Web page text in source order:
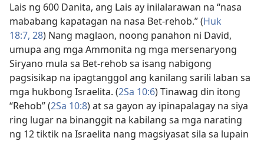
Lais ng 600 Danita, ang Lais ay inilalarawan na “nasa
mababang kapatagan na nasa Bet-rehob.” (Huk
18:7, 28) Nang maglaon, noong panahon ni David,
umupa ang mga Ammonita ng mga mersenaryong
Siryano mula sa Bet-rehob sa isang nabigong
pagsisikap na ipagtanggol ang kanilang sarili laban sa
mga hukbong Israelita. (2Sa 10:6) Tinawag din itong
“Rehob” (2Sa 10:8) at sa gayon ay ipinapalagay na siya
ring lugar na binanggit na kabilang sa mga narating
ng 12 tiktik na Israelita nang magsiyasat sila sa lupain